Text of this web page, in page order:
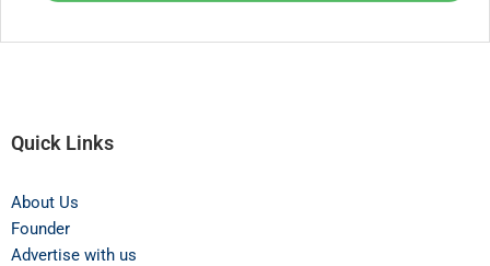
Quick Links
About Us
Founder
Advertise with us